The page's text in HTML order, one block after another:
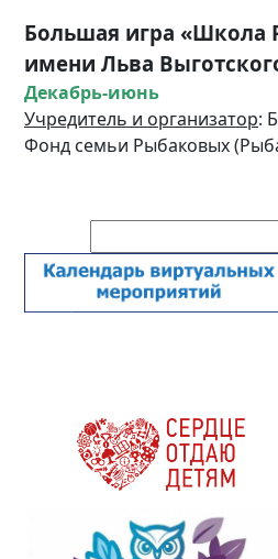
Большая игра «Школа
имени Льва
Декабрь-июнь
Учредитель и организатор:
Фонд семьи Рыбаковых